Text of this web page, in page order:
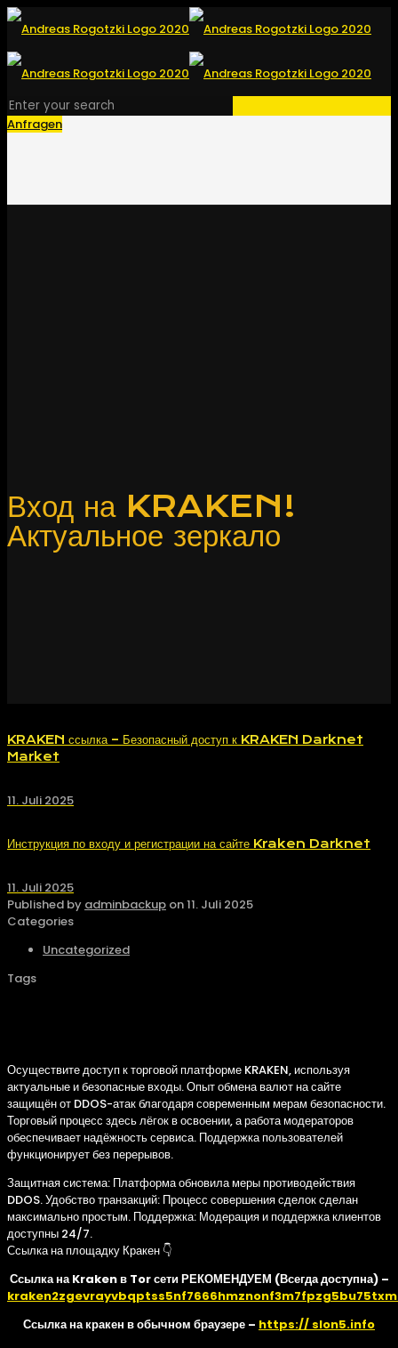
Anfragen
Вход на KRAKEN!
Актуальное зеркало
KRAKEN ссылка – Безопасный доступ к KRAKEN Darknet
Market
11. Juli 2025
Инструкция по входу и регистрации на сайте Kraken Darknet
11. Juli 2025
Published by adminbackup on11. Juli 2025
Categories
Uncategorized
Tags
Осуществите доступ к торговой платформе KRAKEN, используя
актуальные и безопасные входы. Опыт обмена валют на сайте
защищён от DDOS-атак благодаря современным мерам безопасности.
Торговый процесс здесь лёгок в освоении, а работа модераторов
обеспечивает надёжность сервиса. Поддержка пользователей
функционирует без перерывов.
Защитная система: Платформа обновила меры противодействия
DDOS. Удобство транзакций: Процесс совершения сделок сделан
максимально простым. Поддержка: Модерация и поддержка клиентов
доступны 24/7.
Ссылка на площадку Кракен 👇
Ссылка на Kraken в Tor сети РЕКОМЕНДУЕМ (Всегда доступна) –
Ссылка на кракен в обычном браузере – https:// slon5.info